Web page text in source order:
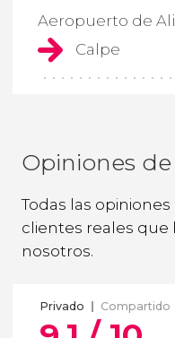
Aeropuerto de
Calpe
Opiniones
Todas las
clientes reales que
nosotros.
Privado Compartido